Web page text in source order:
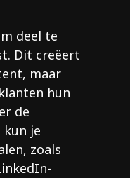
deel te
Dit creëert
maar
hun
de
je
zoals